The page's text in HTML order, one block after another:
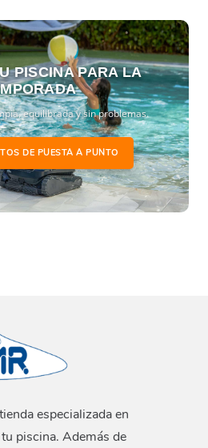
PISCINA PARA LA
equilibrada y sin problemas.
DE PUESTA A PUNTO
especializada en
piscina. Además de